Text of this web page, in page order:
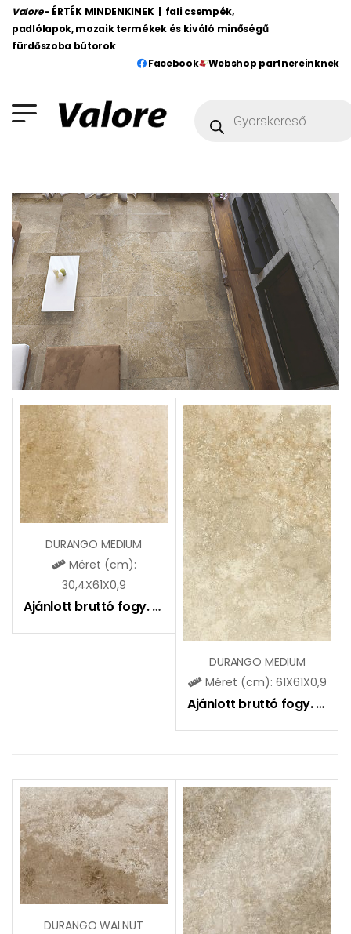
Valore - ÉRTÉK MINDENKINEK | fali csempék,
padlólapok, mozaik termékek és kiváló minőségű
fürdőszoba bútorok
Facebook
Webshop partnereinknek
DURANGO MEDIUM
Méret (cm):
30,4X61X0,9
Ajánlott bruttó fogy. ár: 8990 Ft
DURANGO MEDIUM
Méret (cm): 61X61X0,9
Ajánlott bruttó fogy. ár:
DURANGO WALNUT